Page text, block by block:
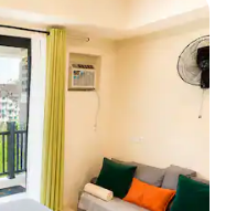
hóspedes